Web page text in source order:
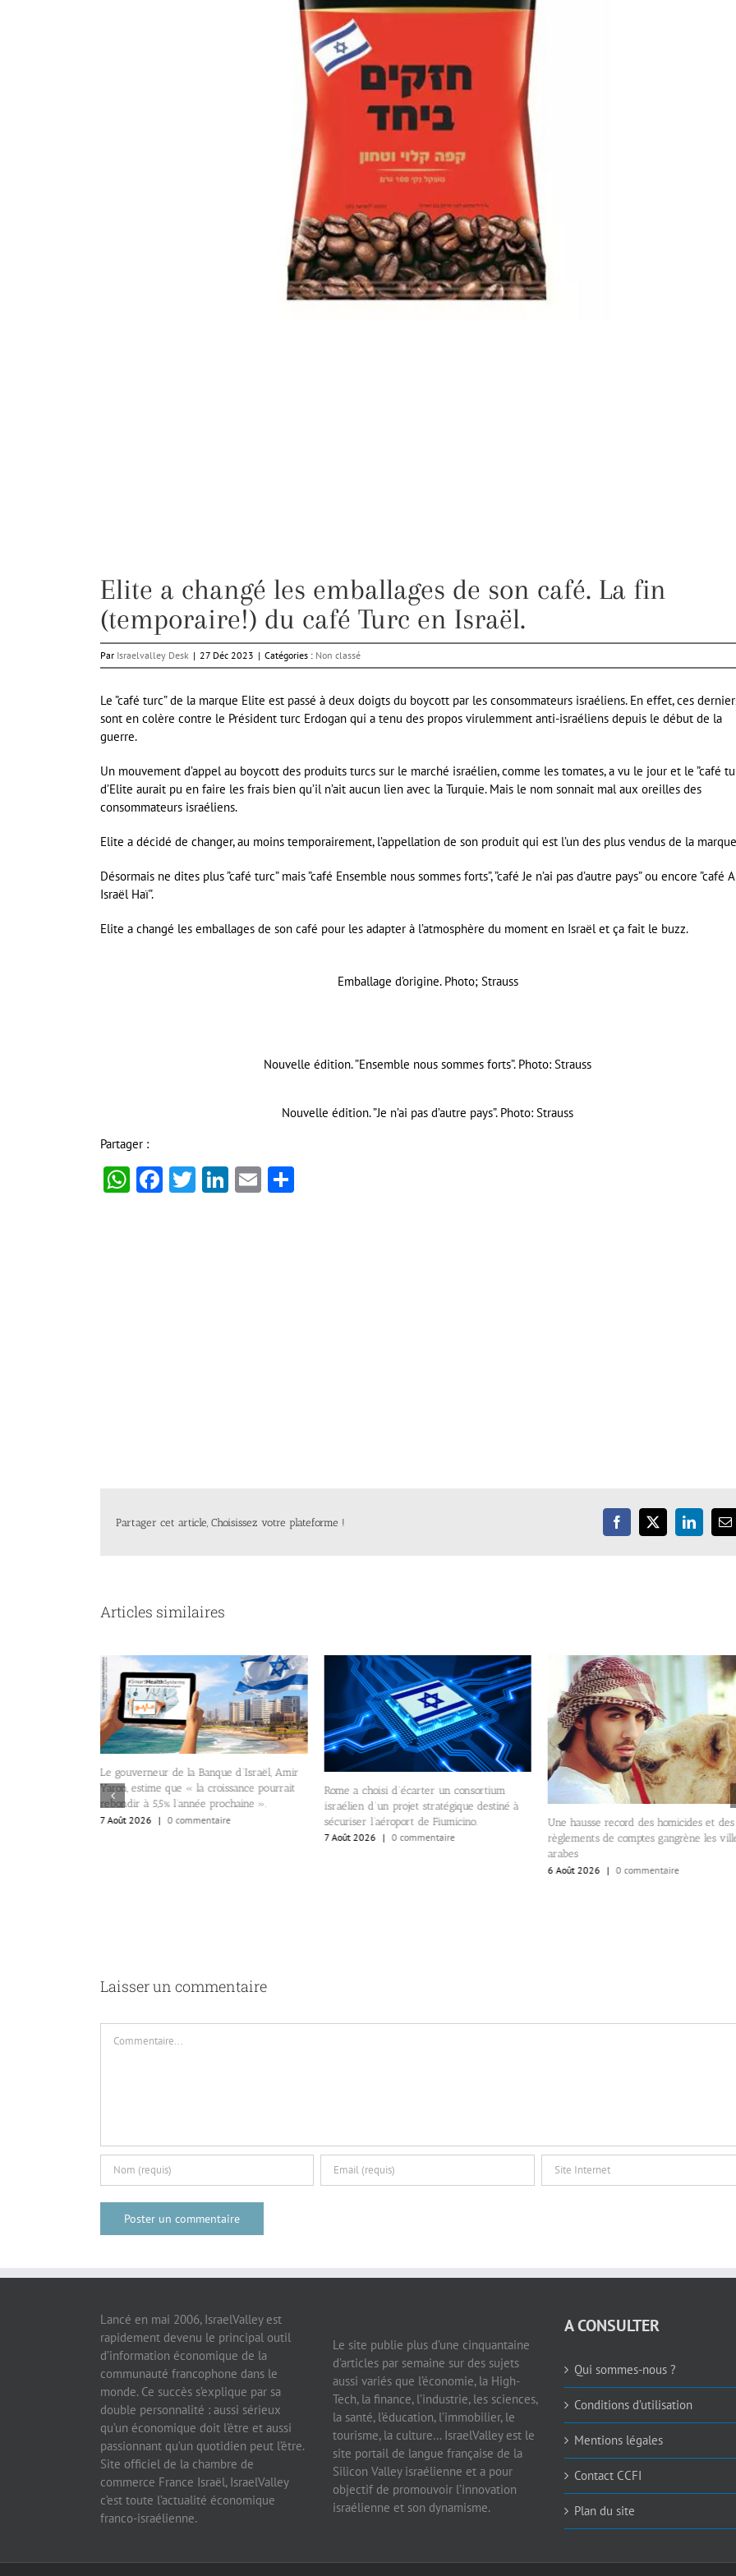
Elite a changé les emballages de son café. La fin
(temporaire!) du café Turc en Israël.
Par Israelvalley Desk | 27 Déc 2023 | Catégories : Non classé
Le ”café turc” de la marque Elite est passé à deux doigts du boycott par les consommateurs israéliens. En effet, ces
sont en colère contre le Président turc Erdogan qui a tenu des propos virulemment anti-israéliens depuis le début de la
guerre.
Un mouvement d’appel au boycott des produits turcs sur le marché israélien, comme les tomates, a vu le jour et le ”café
d’Elite aurait pu en faire les frais bien qu’il n’ait aucun lien avec la Turquie. Mais le nom sonnait mal aux oreilles des
consommateurs israéliens.
Elite a décidé de changer, au moins temporairement, l’appellation de son produit qui est l’un des plus vendus de la
Désormais ne dites plus ”café turc” mais ”café Ensemble nous sommes forts”, ”café Je n’ai pas d’autre pays” ou encore ”café
Israël Haï”.
Elite a changé les emballages de son café pour les adapter à l’atmosphère du moment en Israël et ça fait le buzz.
Emballage d’origine. Photo; Strauss
Nouvelle édition. ”Ensemble nous sommes forts”. Photo: Strauss
Nouvelle édition. ”Je n’ai pas d’autre pays”. Photo: Strauss
Partager :
WhatsApp
Facebook
Twitter
LinkedIn
Email
Partager cet article, Choisissez votre plateforme ! Facebook
X LinkedIn
Articles similaires
Le gouverneur de la Banque d’Israël, Amir
Yaron, estime que « la croissance pourrait
rebondir à 5,5% l’année prochaine ».
7 Août 2026 | 0 commentaire
Rome a choisi d’écarter un consortium
israélien d’un projet stratégique destiné à
sécuriser l’aéroport de Fiumicino.
7 Août 2026 | 0 commentaire
Une hausse record des homicides et des
règlements de comptes gangrène les
arabes
6 Août 2026 | 0 commentaire
Laisser un commentaire
Lancé en mai 2006, IsraelValley est
rapidement devenu le principal outil
d’information économique de la
communauté francophone dans le
monde. Ce succès s’explique par sa
double personnalité : aussi sérieux
qu’un économique doit l’être et aussi
passionnant qu’un quotidien peut l’être.
Site officiel de la chambre de
commerce France Israël, IsraelValley
c’est toute l’actualité économique
franco-israélienne.
Le site publie plus d’une cinquantaine
d’articles par semaine sur des sujets
aussi variés que l’économie, la High-
Tech, la finance, l’industrie, les sciences,
la santé, l’éducation, l’immobilier, le
tourisme, la culture… IsraelValley est le
site portail de langue française de la
Silicon Valley israélienne et a pour
objectif de promouvoir l’innovation
israélienne et son dynamisme.
A CONSULTER
Qui sommes-nous ?
Conditions d’utilisation
Mentions légales
Contact CCFI
Plan du site